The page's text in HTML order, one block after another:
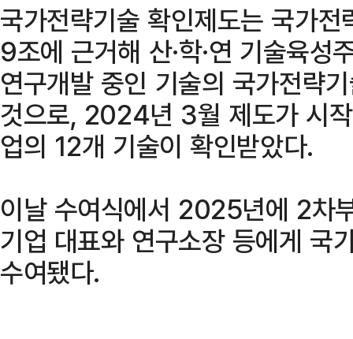
국가전략기술 확인제도는 국가
9조에 근거해 산·학·연 기술육성
연구개발 중인 기술의 국가전략
것으로, 2024년 3월 제도가 시
업의 12개 기술이 확인받았다.
이날 수여식에서 2025년에 2차
기업 대표와 연구소장 등에게 국
수여됐다.